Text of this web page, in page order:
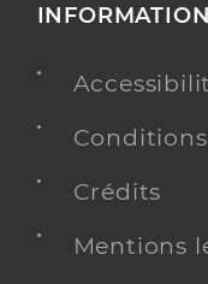
Crédits
Mentions